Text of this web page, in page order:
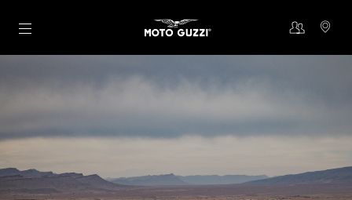
Ga naar de hoofdcontent